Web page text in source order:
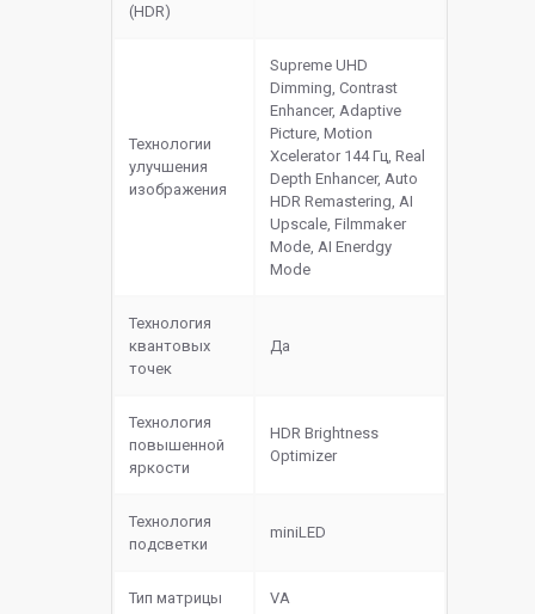
(HDR)
Технологии
улучшения
изображения
Supreme UHD
Dimming, Contrast
Enhancer, Adaptive
Picture, Motion
Xcelerator 144 Гц, Real
Depth Enhancer, Auto
HDR Remastering, AI
Upscale, Filmmaker
Mode, AI Enerdgy
Mode
Технология
квантовых
точек
Да
Технология
повышенной
яркости
HDR Brightness
Optimizer
Технология
подсветки
miniLED
Тип матрицы VA